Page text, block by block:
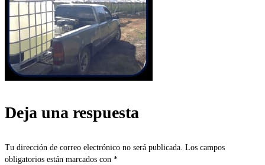
Deja una respuesta
Tu dirección de correo electrónico no será publicada. Los campos
obligatorios están marcados con *